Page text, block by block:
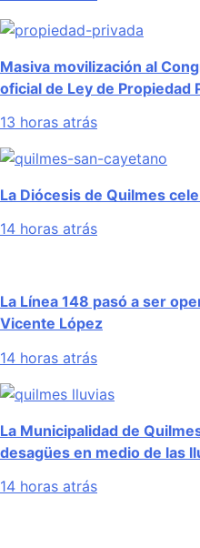
Masiva movilización al
oficial de Ley de Propiedad
13 horas atrás
La Diócesis de Quilmes
14 horas atrás
La Línea 148 pasó a ser
Vicente López
14 horas atrás
La Municipalidad de
desagües en medio de las
14 horas atrás